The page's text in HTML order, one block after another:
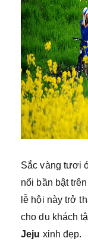
Sắc vàng tươi
nổi bần bật
lễ hội này trở
cho du khách
Jeju xinh đẹp.